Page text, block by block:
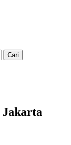
Jakarta